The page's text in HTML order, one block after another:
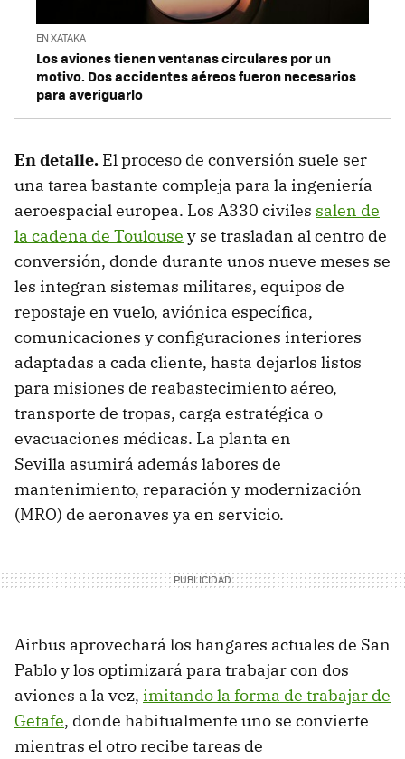
EN XATAKA
Los aviones tienen ventanas circulares por un
motivo. Dos accidentes aéreos fueron necesarios
para averiguarlo
En detalle. El proceso de conversión suele ser
una tarea bastante compleja para la ingeniería
aeroespacial europea. Los A330 civiles salen de
la cadena de Toulouse y se trasladan al centro de
conversión, donde durante unos nueve meses se
les integran sistemas militares, equipos de
repostaje en vuelo, aviónica específica,
comunicaciones y configuraciones interiores
adaptadas a cada cliente, hasta dejarlos listos
para misiones de reabastecimiento aéreo,
transporte de tropas, carga estratégica o
evacuaciones médicas. La planta en
Sevilla asumirá además labores de
mantenimiento, reparación y modernización
(MRO) de aeronaves ya en servicio.
Airbus aprovechará los hangares actuales de San
Pablo y los optimizará para trabajar con dos
aviones a la vez, imitando la forma de trabajar de
Getafe, donde habitualmente uno se convierte
mientras el otro recibe tareas de